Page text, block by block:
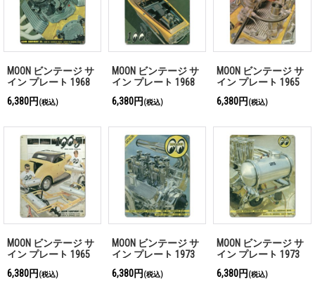
MOON ビンテージ サ
イン プレート 1968
6,380円 (税込)
MOON ビンテージ サ
イン プレート 1968
6,380円 (税込)
MOON ビンテージ サ
イン プレート 1965
6,380円 (税込)
MOON ビンテージ サ
イン プレート 1965
年 Back Cover
6,380円 (税込)
MOON ビンテージ サ
イン プレート 1973
年 Front Cover
6,380円 (税込)
MOON ビンテージ サ
イン プレート 1973
年 Back Cover
6,380円 (税込)